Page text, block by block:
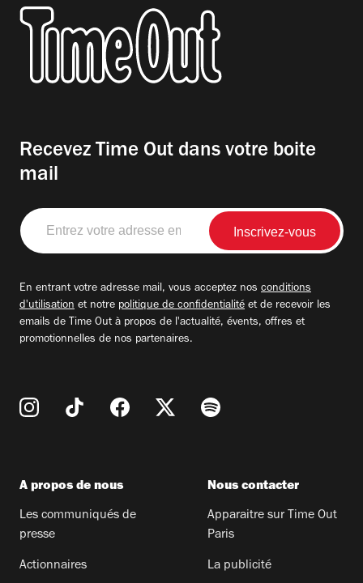
Recevez Time Out dans votre boite
mail
Entrez
votre
adresse
En entrant votre adresse mail, vous acceptez nos conditions
d'utilisation et notre politique de confidentialité et de recevoir les
emails de Time Out à propos de l'actualité, évents, offres et
promotionnelles de nos partenaires.
A propos de nous
Les communiqués de
presse
Actionnaires
Nous contacter
Apparaitre sur Time Out
Paris
La publicité